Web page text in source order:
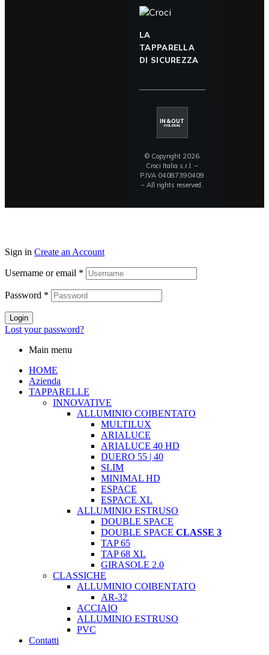
LA
TAPPARELLA
DI SICUREZZA
IN&OUT
HOLDING
© Copyright 2026
Croci Italia s.r.l. –
P.IVA 04087390409
– All rights reserved.
Sign in Create an Account
Username or email *
Password *
Login
Lost your password?
Main menu
HOME
Azienda
TAPPARELLE
INNOVATIVE
ALLUMINIO COIBENTATO
MULTILUX
ARIALUCE
ARIALUCE 40 HD
DUERO 55 | 40
SLIM
MINIMAL HD
ESPACE
ESPACE XL
ALLUMINIO ESTRUSO
DOUBLE SPACE
DOUBLE SPACE CLASSE 3
TAP 65
TAP 68 XL
GIRASOLE 2.0
CLASSICHE
ALLUMINIO COIBENTATO
AR-32
ACCIAIO
ALLUMINIO ESTRUSO
PVC
Contatti